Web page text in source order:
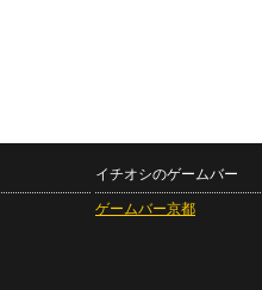
イチオシのゲームバー
ゲームバー京都